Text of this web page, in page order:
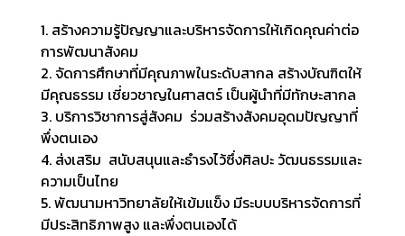
1. สร้างความรู้ปัญญาและบริหารจัดการให้เกิดคุณค่าต่อ
การพัฒนาสังคม
2. จัดการศึกษาที่มีคุณภาพในระดับสากล สร้างบัณฑิตให้
มีคุณธรรม เชี่ยวชาญในศาสตร์ เป็นผู้นำที่มีทักษะสากล
3. บริการวิชาการสู่สังคม ร่วมสร้างสังคมอุดมปัญญาที่
พึ่งตนเอง
4. ส่งเสริม สนับสนุนและธำรงไว้ซึ่งศิลปะ วัฒนธรรมและ
ความเป็นไทย
5. พัฒนามหาวิทยาลัยให้เข้มแข็ง มีระบบบริหารจัดการที่
มีประสิทธิภาพสูง และพึ่งตนเองได้